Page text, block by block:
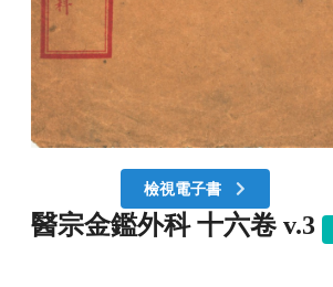
檢視電子書
醫宗金鑑外科 十六卷 v.3